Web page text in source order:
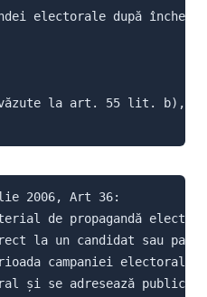
electorale după
la art. 55 lit. b),
2006, Art 36:
de propagandă
la un candidat sau
campaniei
și se adresează